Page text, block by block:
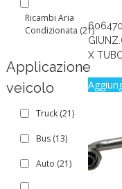
X
Ricambi Aria
Condizionata (21)
Applicazione
veicolo
Truck (21)
Bus (13)
Auto (21)